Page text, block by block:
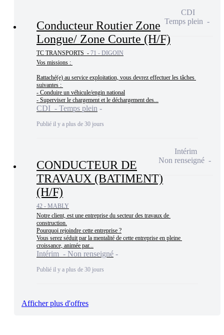
Conducteur Routier Zone
Longue/ Zone Courte (H/F)
TC TRANSPORTS - 71 - DIGOIN
Vos missions :
Rattaché(e) au service exploitation, vous devrez effectuer les tâches
suivantes :
- Conduire un véhicule/engin national
- Superviser le chargement et le déchargement des...
CDI - Temps plein
Publié il y a plus de 30 jours
CDI
Temps plein
CONDUCTEUR DE
TRAVAUX (BATIMENT)
(H/F)
42 - MABLY
Notre client, est une entreprise du secteur des travaux de
construction.
Pourquoi rejoindre cette entreprise ?
Vous serez séduit par la mentalité de cette entreprise en pleine
croissance, animée par...
Intérim - Non renseigné
Publié il y a plus de 30 jours
Intérim
Non renseigné
Afficher plus d'offres